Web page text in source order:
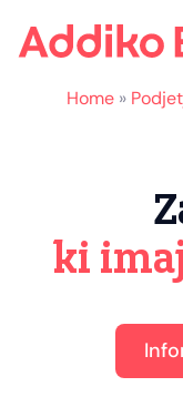
Home»
ki